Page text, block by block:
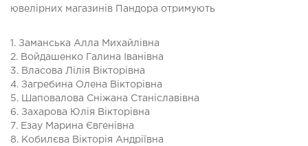
ювелірних магазинів Пандора отримують
1. Заманська Алла Михайлівна
2. Войдашенко Галина Іванівна
3. Власова Лілія Вікторівна
4. Загребина Олена Вікторівна
5. Шаповалова Сніжана Станіславівна
6. Захарова Юлія Вікторівна
7. Езау Марина Євгенівна
8. Кобилєва Вікторія Андріївна